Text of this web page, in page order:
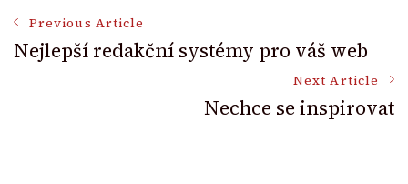
Post
Previous Article
Nejlepší redakční systémy pro váš web
Next Article
Nechce se inspirovat